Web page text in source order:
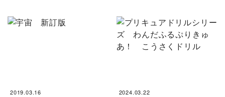
2019.03.16 2024.03.22